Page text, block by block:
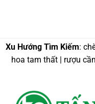
Xu Hướng Tìm Kiếm:
hoa tam thất | rượu